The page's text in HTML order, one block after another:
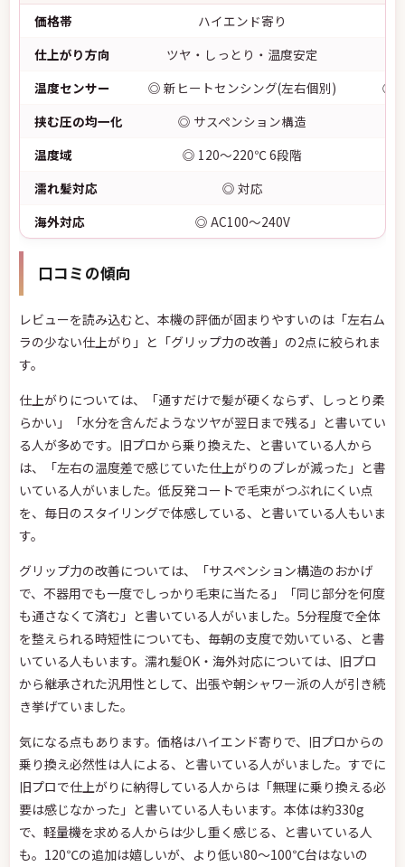
価格帯 ハイエンド寄り
仕上がり方向
ツヤ・しっとり・温度安定
温度センサー
◎ 新ヒートセンシング(左右個別)
○
挟む圧の均一化
◎ サスペンション構造
温度域
◎ 120〜220℃ 6段階
濡れ髪対応
◎ 対応
海外対応
◎ AC100〜240V
口コミの傾向
レビューを読み込むと、本機の評価が固まりやすいのは「左右ム
ラの少ない仕上がり」と「グリップ力の改善」の2点に絞られま
す。
仕上がりについては、「通すだけで髪が硬くならず、しっとり柔
らかい」「水分を含んだようなツヤが翌日まで残る」と書いてい
る人が多めです。旧プロから乗り換えた、と書いている人から
は、「左右の温度差で感じていた仕上がりのブレが減った」と書
いている人がいました。低反発コートで毛束がつぶれにくい点
を、毎日のスタイリングで体感している、と書いている人もいま
す。
グリップ力の改善については、「サスペンション構造のおかげ
で、不器用でも一度でしっかり毛束に当たる」「同じ部分を何度
も通さなくて済む」と書いている人がいました。5分程度で全体
を整えられる時短性についても、毎朝の支度で効いている、と書
いている人もいます。濡れ髪OK・海外対応については、旧プロ
から継承された汎用性として、出張や朝シャワー派の人が引き続
き挙げていました。
気になる点もあります。価格はハイエンド寄りで、旧プロからの
乗り換え必然性は人による、と書いている人がいました。すでに
旧プロで仕上がりに納得している人からは「無理に乗り換える必
要は感じなかった」と書いている人もいます。本体は約330g
で、軽量機を求める人からは少し重く感じる、と書いている人
も。120℃の追加は嬉しいが、より低い80〜100℃台はないの